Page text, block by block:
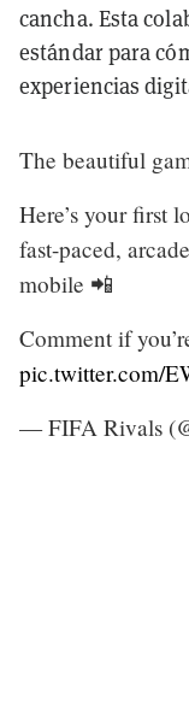
cancha. Esta
estándar para
experiencias
The beautiful
Here’s your first
fast-paced,
mobile 📲
Comment if
pic.twitter.com/
— FIFA Rivals